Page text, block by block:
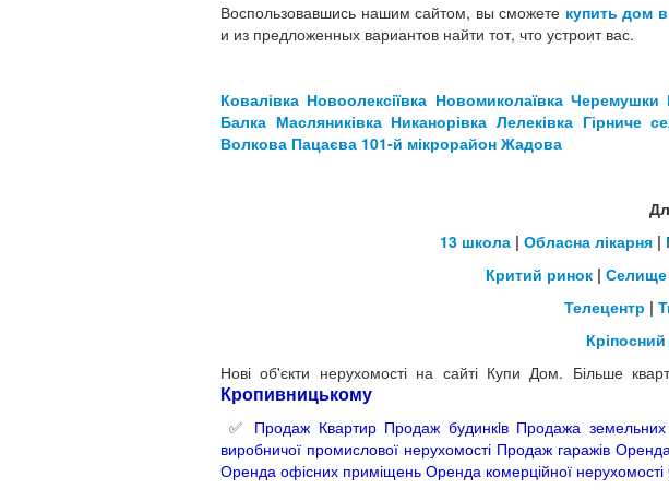
Воспользовавшись нашим сайтом, вы сможете купить дом
и из предложенных вариантов найти тот, что устроит вас.
Ковалівка Новоолексіївка Новомиколаївка Черемушки
Балка Масляниківка Никанорівка Лелеківка Гірниче
Волкова Пацаєва 101-й мікрорайон Жадова
13 школа| Обласна лікарня|
Критий ринок|
Телецентр |
Нові об'єкти нерухомості на сайті Купи Дом. Більше
Кропивницькому
✅ Продаж Квартир Продаж будинкiв Продажа земельних
виробничої промислової нерухомості Продаж гаражів
Оренда офісних приміщень Оренда комерційної нерухомості